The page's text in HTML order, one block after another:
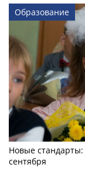
Образование
Новые стандарты:
сентября